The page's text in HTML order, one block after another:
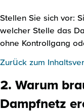
Stellen Sie sich vor:
welcher Stelle das
ohne Kontrollgang
Zurück zum
2. Warum
Dampfnetz